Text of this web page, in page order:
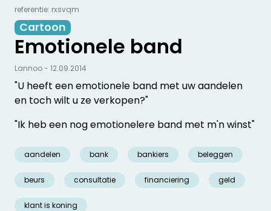
referentie: rxsvqm
Cartoon
Emotionele band
"U heeft een emotionele band met uw aandelen
en toch wilt u ze verkopen?"
"Ik heb een nog emotionelere band met m'n winst"
aandelen bank bankiers beleggen
beurs consultatie financiering geld
klant is koning
Lannoo - 12.09.2014